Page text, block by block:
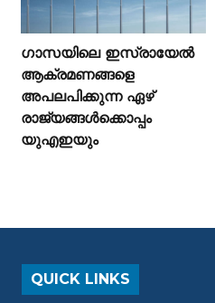
ഗാസയിലെ ഇസ്രായേൽ
ആക്രമണങ്ങളെ
അപലപിക്കുന്ന ഏഴ്
രാജ്യങ്ങൾക്കൊപ്പം
യുഎഇയും
QUICK LINKS